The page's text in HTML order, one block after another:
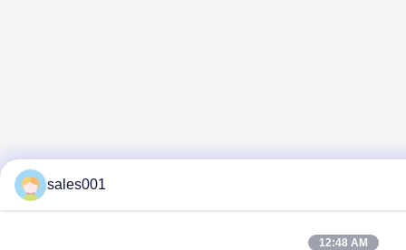
sales001
12:48 AM